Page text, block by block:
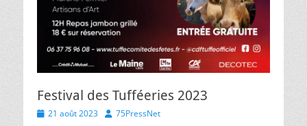
Festival des Tufféeries 2023
Posted
21 août 2023 Author
75PressNet